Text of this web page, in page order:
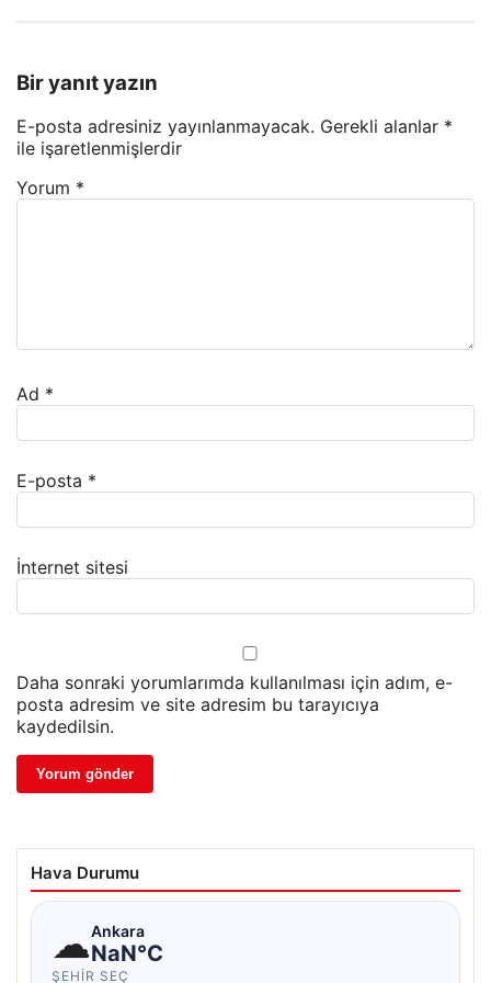
Bir yanıt yazın
E-posta adresiniz yayınlanmayacak. Gerekli alanlar *
ile işaretlenmişlerdir
Yorum *
Ad *
E-posta *
İnternet sitesi
Daha sonraki yorumlarımda kullanılması için adım, e-
posta adresim ve site adresim bu tarayıcıya
kaydedilsin.
Hava Durumu
☁Ankara
NaN°C
ŞEHIR SEÇ